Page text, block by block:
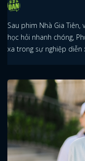
Sau phim Nhà Gia Tiên,
học hỏi nhanh chóng,
xa trong sự nghiệp diễn